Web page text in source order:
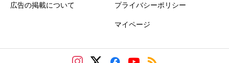
広告の掲載について プライバシーポリシー
マイページ